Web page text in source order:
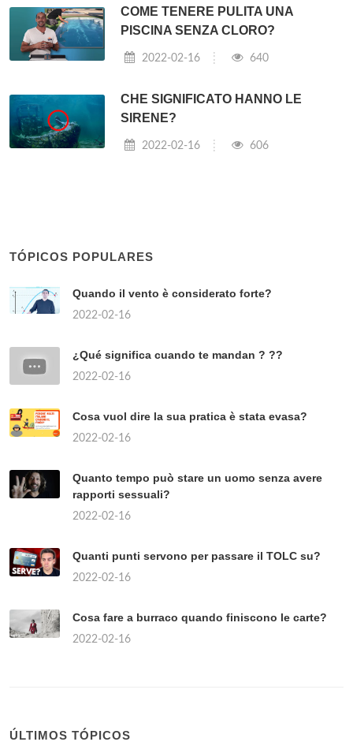
COME TENERE PULITA UNA
PISCINA SENZA CLORO?
2022-02-16 640
CHE SIGNIFICATO HANNO LE
SIRENE?
2022-02-16 606
TÓPICOS POPULARES
Quando il vento è considerato forte?
2022-02-16
¿Qué significa cuando te mandan ? ??
2022-02-16
Cosa vuol dire la sua pratica è stata evasa?
2022-02-16
Quanto tempo può stare un uomo senza avere
rapporti sessuali?
2022-02-16
Quanti punti servono per passare il TOLC su?
2022-02-16
Cosa fare a burraco quando finiscono le carte?
2022-02-16
ÚLTIMOS TÓPICOS